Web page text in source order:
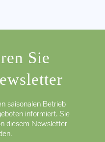
Sie
saisonalen Betrieb
informiert. Sie
diesem Newsletter